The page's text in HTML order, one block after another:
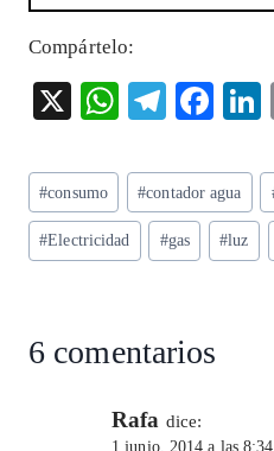
Compártelo:
X
W
ts
A
p
T
eg
ra
m
F
eb
o
o
Etiquetas
de
la
#consumo #contador agua
#Electricidad #gas #luz
6 comentarios
Rafa dice:
1 junio, 2014 a las 8:34